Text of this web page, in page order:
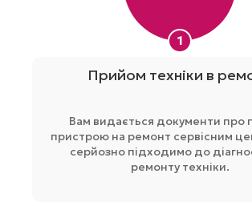
1
Прийом техніки в
Вам видається документи про
пристрою на ремонт сервісним
серйозно підходимо до
ремонту техніки.